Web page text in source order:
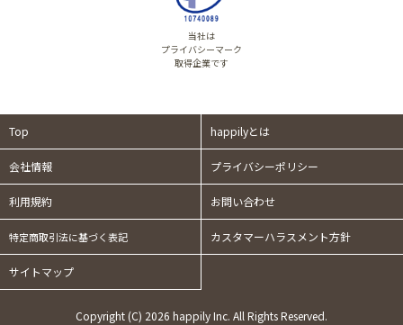
当社は
プライバシーマーク
取得企業です
Top happilyとは
会社情報 プライバシーポリシー
利用規約 お問い合わせ
特定商取引法に基づく表記 カスタマーハラスメント方針
サイトマップ
Copyright (C) 2026 happily Inc. All Rights Reserved.